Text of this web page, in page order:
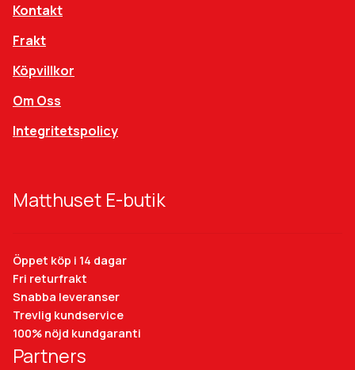
Kontakt
Frakt
Köpvillkor
Om Oss
Integritetspolicy
Matthuset E-butik
Öppet köp i 14 dagar
Fri returfrakt
Snabba leveranser
Trevlig kundservice
100% nöjd kundgaranti
Partners